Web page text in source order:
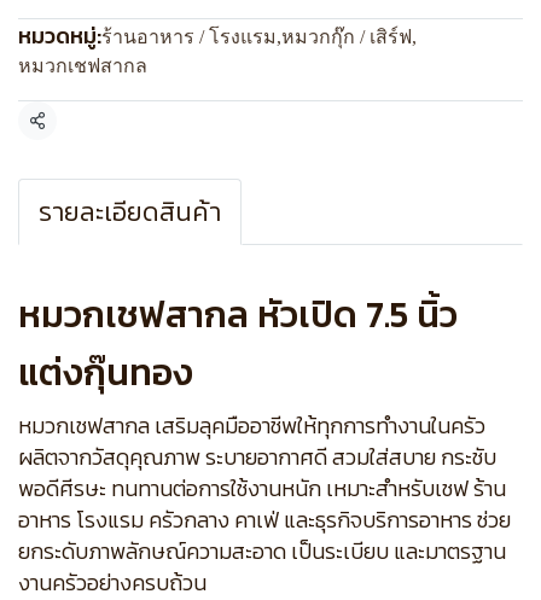
หมวดหมู่:ร้านอาหาร / โรงแรม,หมวกกุ๊ก / เสิร์ฟ,
หมวกเชฟสากล
แชร์
รายละเอียดสินค้า
หมวกเชฟสากล หัวเปิด 7.5 นิ้ว
แต่งกุ๊นทอง
หมวกเชฟสากล เสริมลุคมืออาชีพให้ทุกการทำงานในครัว
ผลิตจากวัสดุคุณภาพ ระบายอากาศดี สวมใส่สบาย กระชับ
พอดีศีรษะ ทนทานต่อการใช้งานหนัก เหมาะสำหรับเชฟ ร้าน
อาหาร โรงแรม ครัวกลาง คาเฟ่ และธุรกิจบริการอาหาร ช่วย
ยกระดับภาพลักษณ์ความสะอาด เป็นระเบียบ และมาตรฐาน
งานครัวอย่างครบถ้วน